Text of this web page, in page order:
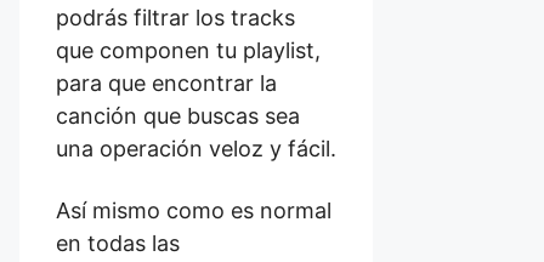
podrás filtrar los tracks
que componen tu playlist,
para que encontrar la
canción que buscas sea
una operación veloz y fácil.
Así mismo como es normal
en todas las